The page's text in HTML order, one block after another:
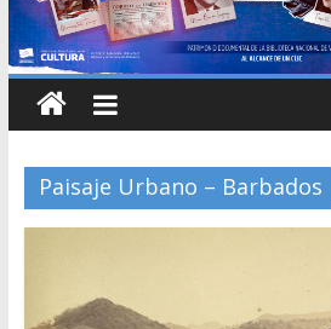
Paisaje Urbano – Barbados